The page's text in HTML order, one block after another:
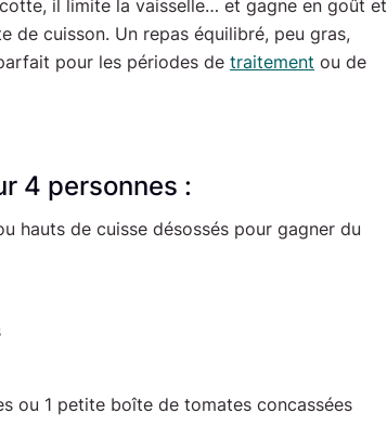
il limite la vaisselle… et gagne en goût et
de cuisson. Un repas équilibré, peu gras,
pour les périodes de traitement ou de
4 personnes :
hauts de cuisse désossés pour gagner du
ou 1 petite boîte de tomates concassées